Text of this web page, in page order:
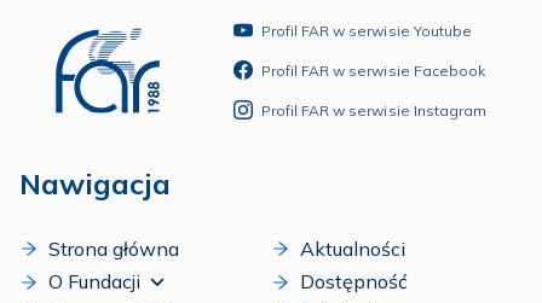
Profil FAR w serwisie Youtube
Profil FAR w serwisie Facebook
Profil FAR w serwisie Instagram
Nawigacja
Strona główna
O Fundacji
Aktualności
Dostępność